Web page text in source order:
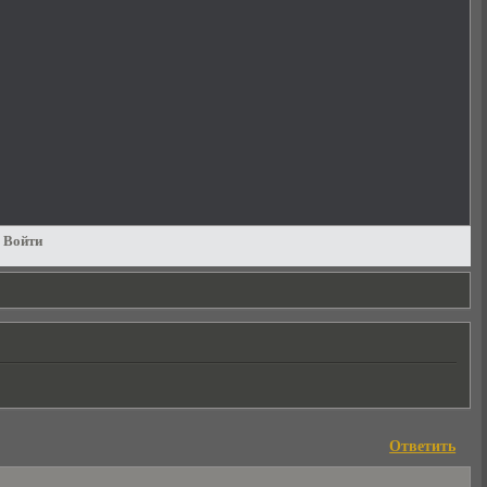
Войти
Ответить